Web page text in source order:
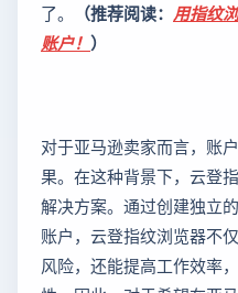
了。
（推荐阅读： 用指纹
账户！ ）
对于亚马逊卖家而言，账
果。在这种背景下，云登
解决方案。通过创建独立
账户，云登指纹浏览器不
风险，还能提高工作效率